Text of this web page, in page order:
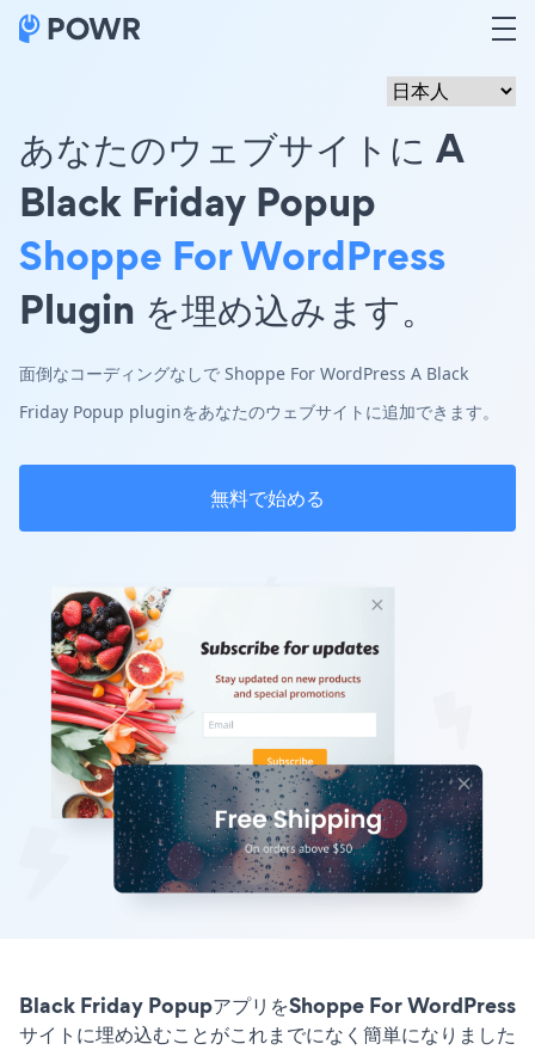
あなたのウェブサイトに A
Black Friday Popup
Shoppe For WordPress
Plugin を埋め込みます。
面倒なコーディングなしで Shoppe For WordPress A Black
Friday Popup pluginをあなたのウェブサイトに追加できます。
無料で始める
Black Friday PopupアプリをShoppe For WordPress
サイトに埋め込むことがこれまでになく簡単になりました